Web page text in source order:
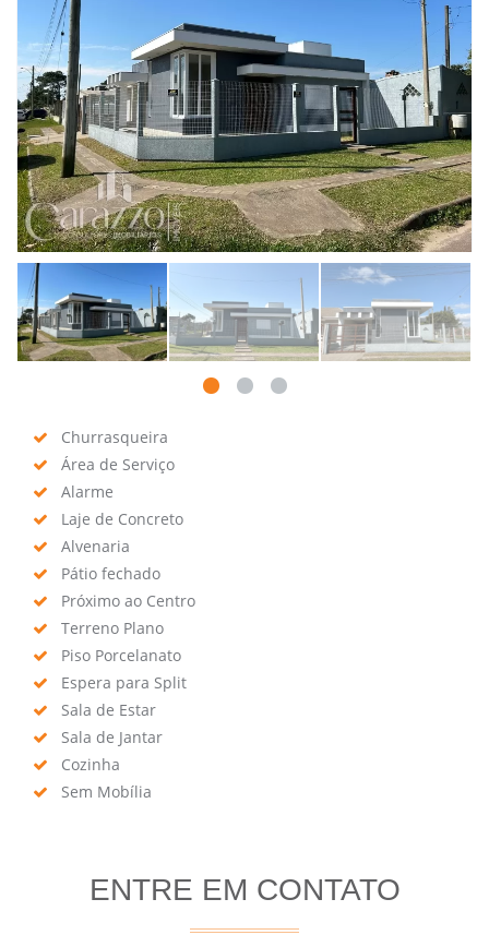
Churrasqueira
Área de Serviço
Alarme
Laje de Concreto
Alvenaria
Pátio fechado
Próximo ao Centro
Terreno Plano
Piso Porcelanato
Espera para Split
Sala de Estar
Sala de Jantar
Cozinha
Sem Mobília
ENTRE EM CONTATO